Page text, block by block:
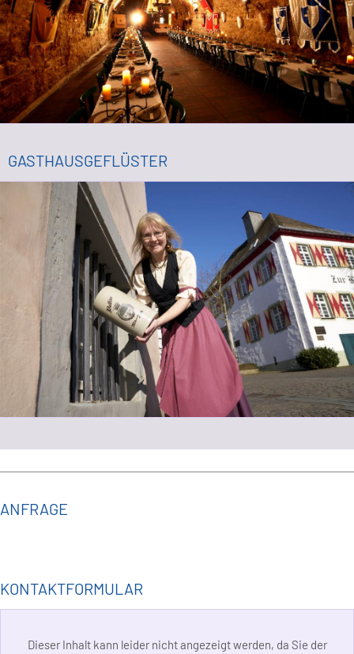
GASTHAUSGEFLÜSTER
ANFRAGE
KONTAKTFORMULAR
Dieser Inhalt kann leider nicht angezeigt werden, da Sie der